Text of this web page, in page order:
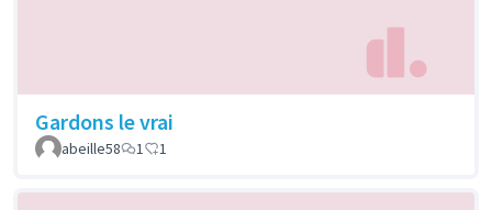
Gardons le vrai
abeille58 1 1